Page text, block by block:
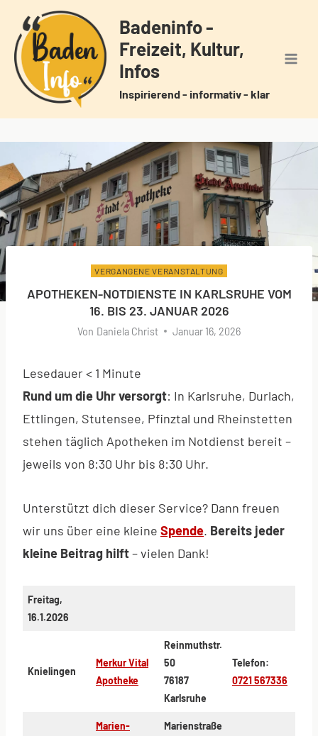
Inhalt
springen
Badeninfo -
Freizeit, Kultur,
Infos
Inspirierend - informativ - klar
VERGANGENE VERANSTALTUNG
APOTHEKEN-NOTDIENSTE IN KARLSRUHE VOM
16. BIS 23. JANUAR 2026
Von Daniela Christ Januar 16, 2026
Lesedauer< 1 Minute
Rund um die Uhr versorgt: In Karlsruhe, Durlach,
Ettlingen, Stutensee, Pfinztal und Rheinstetten
stehen täglich Apotheken im Notdienst bereit –
jeweils von 8:30 Uhr bis 8:30 Uhr.
Unterstützt dich dieser Service? Dann freuen
wir uns über eine kleine Spende. Bereits jeder
kleine Beitrag hilft– vielen Dank!
Freitag,
16.1.2026
Knielingen
Merkur Vital
Apotheke
Reinmuthstr.
50
76187
Karlsruhe
Telefon:
0721 567336
Marien-
Marienstraße